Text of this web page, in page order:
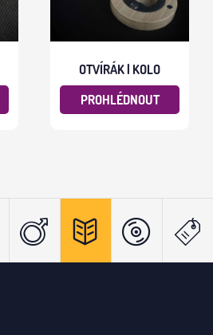
OTVÍRÁK | KOLO
PROHLÉDNOUT